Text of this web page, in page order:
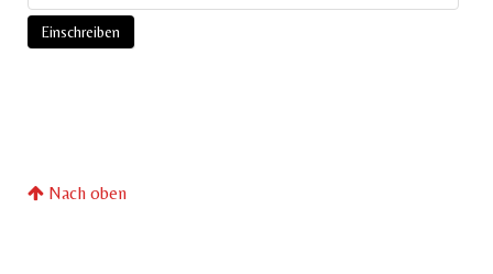
Nach oben